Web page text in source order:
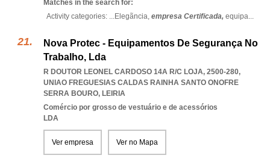
Matches in the search for:
Activity categories: ...Elegãncia, empresa Certificada, equipa...
Nova Protec - Equipamentos De Segurança No
Trabalho, Lda
R DOUTOR LEONEL CARDOSO 14A R/C LOJA, 2500-280,
UNIAO FREGUESIAS CALDAS RAINHA SANTO ONOFRE
SERRA BOURO, LEIRIA
Comércio por grosso de vestuário e de acessórios
LDA
Ver empresa Ver no Mapa